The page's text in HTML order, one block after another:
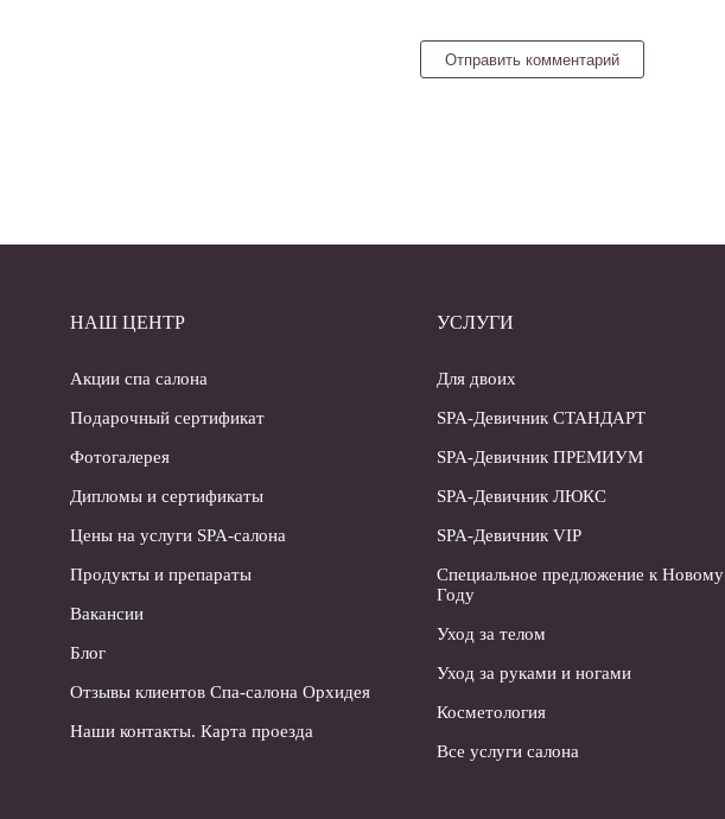
НАШ ЦЕНТР
Акции спа салона
Подарочный сертификат
Фотогалерея
Дипломы и сертификаты
Цены на услуги SPA-салона
Продукты и препараты
Вакансии
Блог
Отзывы клиентов Спа-салона Орхидея
Наши контакты. Карта проезда
УСЛУГИ
Для двоих
SPA-Девичник СТАНДАРТ
SPA-Девичник ПРЕМИУМ
SPA-Девичник ЛЮКС
SPA-Девичник VIP
Специальное предложение к Новому
Году
Уход за телом
Уход за руками и ногами
Косметология
Все услуги салона